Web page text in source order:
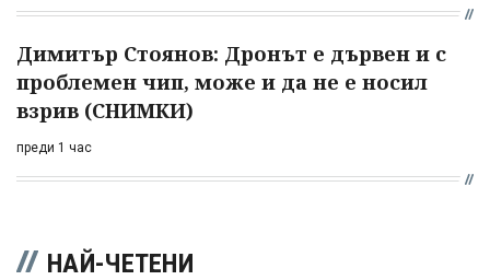
Димитър Стоянов: Дронът е дървен и с
проблемен чип, може и да не е носил
взрив (СНИМКИ)
преди 1 час
НАЙ-ЧЕТЕНИ